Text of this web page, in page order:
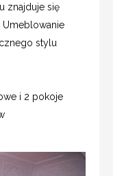
znajduje się
Umeblowanie
stylu
i 2 pokoje